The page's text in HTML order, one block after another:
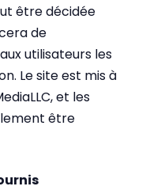
être décidée
de
utilisateurs les
Le site est mis à
et les
être